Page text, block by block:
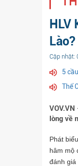
HLV
Lào?
Cập nhật:
5
Thể
lòng về
Phát
hâm mộ
đánh giá